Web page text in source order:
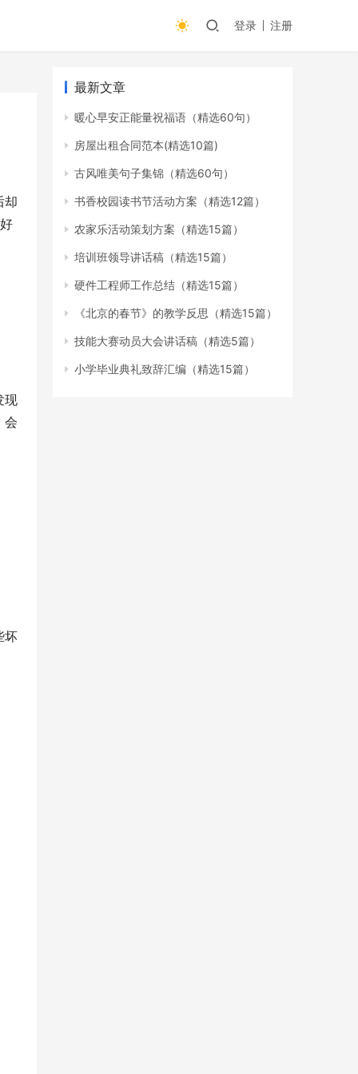
登录 注册
却
现
会
坏
最新文章
暖心早安正能量祝福语（精选60句）
房屋出租合同范本(精选10篇)
古风唯美句子集锦（精选60句）
书香校园读书节活动方案（精选12篇）
农家乐活动策划方案（精选15篇）
培训班领导讲话稿（精选15篇）
硬件工程师工作总结（精选15篇）
《北京的春节》的教学反思（精选15篇）
技能大赛动员大会讲话稿（精选5篇）
小学毕业典礼致辞汇编（精选15篇）